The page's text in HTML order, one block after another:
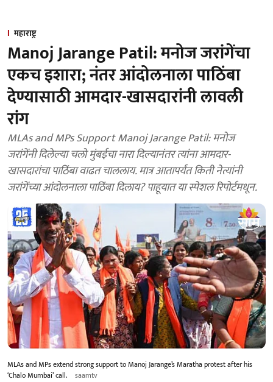
महाराष्ट्र
Manoj Jarange Patil: मनोज जरांगेंचा
एकच इशारा; नंतर आंदोलनाला पाठिंबा
देण्यासाठी आमदार-खासदारांनी लावली
रांग
MLAs and MPs Support Manoj Jarange Patil: मनोज
जरांगेंनी दिलेल्या चलो मुंबईचा नारा दिल्यानंतर त्यांना आमदार-
खासदारांचा पाठिंबा वाढत चाललाय. मात्र आतापर्यंत किती नेत्यांनी
जरांगेंच्या आंदोलनाला पाठिंबा दिलाय? पाहूयात या स्पेशल रिपोर्टमधून.
MLAs and MPs extend strong support to Manoj Jarange’s Maratha protest after his
‘Chalo Mumbai’ call.
saamtv